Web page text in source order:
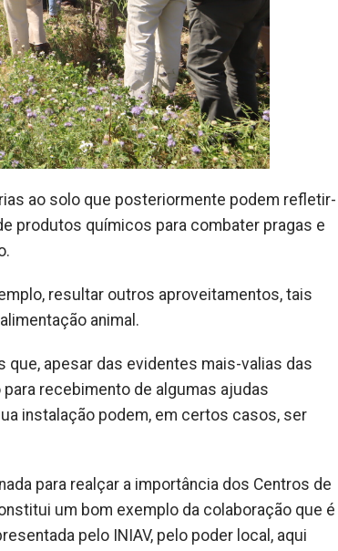
ao solo que posteriormente podem refletir-
produtos químicos para combater pragas e
resultar outros aproveitamentos, tais
animal.
que, apesar das evidentes mais-valias das
recebimento de algumas ajudas
instalação podem, em certos casos, ser
para realçar a importância dos Centros de
um bom exemplo da colaboração que é
pelo INIAV, pelo poder local, aqui